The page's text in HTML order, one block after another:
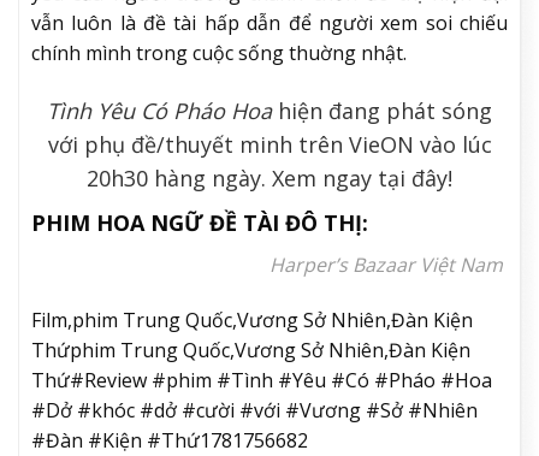
vẫn luôn là đề tài hấp dẫn để người xem soi chiếu
chính mình trong cuộc sống thuờng nhật.
Tình Yêu Có Pháo Hoahiện đang phát sóng
với phụ đề/thuyết minh trên VieON vào lúc
20h30 hàng ngày. Xem ngay tại đây!
PHIM HOA NGỮ ĐỀ TÀI ĐÔ THỊ:
Harper’s Bazaar Việt Nam
Film,phim Trung Quốc,Vương Sở Nhiên,Đàn Kiện
Thứphim Trung Quốc,Vương Sở Nhiên,Đàn Kiện
Thứ#Review #phim #Tình #Yêu #Có #Pháo #Hoa
#Dở #khóc #dở #cười #với #Vương #Sở #Nhiên
#Đàn #Kiện #Thứ1781756682